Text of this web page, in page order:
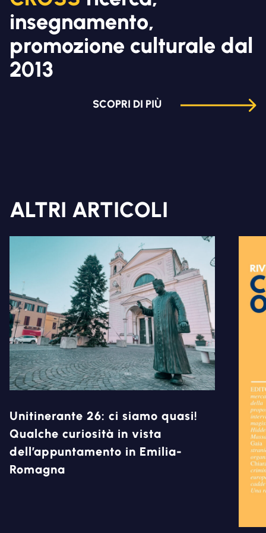
insegnamento,
promozione culturale dal
2013
SCOPRI DI PIÙ
ALTRI ARTICOLI
Unitinerante 26: ci siamo quasi!
Qualche curiosità in vista
dell’appuntamento in Emilia-
Romagna